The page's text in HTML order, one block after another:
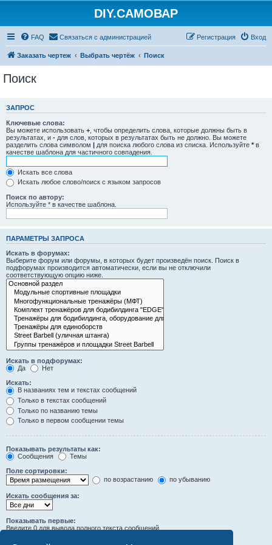
DIY.САМОВАР
FAQ Связаться с администрацией Вход
Регистрация
Заказать чертеж Выбрать чертёж Поиск
Поиск
ЗАПРОС
Ключевые слова:
Вы можете использовать + , чтобы определить слова, которые должны быть в
результатах, и - для слов, которых в результатах быть не должно. Вы можете
разделить слова символом | для поиска любого слова из списка. Используйте * в
качестве шаблона для частичного совпадения.
Искать все слова
Искать любое слово/поиск с языком запросов
Поиск по автору:
Используйте * в качестве шаблона.
ПАРАМЕТРЫ ЗАПРОСА
Искать в форумах:
Выберите форум или форумы, в которых будет произведён поиск. Поиск в
подфорумах производится автоматически, если вы не отключили
соответствующую опцию ниже.
Искать в подфорумах:
Да
Нет
Искать:
В названиях тем и текстах сообщений
Только в текстах сообщений
Только по названию темы
Только в первом сообщении темы
Показывать результаты как:
Сообщения
Темы
Поле сортировки:
по возрастанию
по убыванию
Искать сообщения за:
Показывать первые:
Введите 0 для вывода полного текста сообщений.